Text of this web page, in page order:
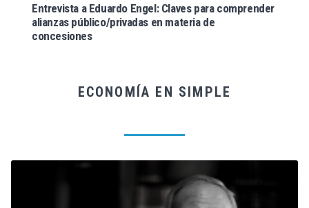
Entrevista a Eduardo Engel: Claves para comprender
alianzas público/privadas en materia de
concesiones
ECONOMÍA EN SIMPLE